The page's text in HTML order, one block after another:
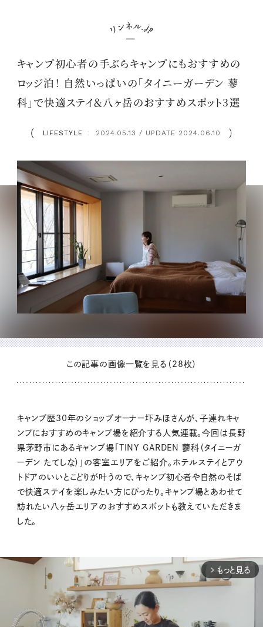
キャンプ初心者の手ぶらキャンプにもおすすめの
ロッジ泊！ 自然いっぱいの「タイニーガーデン 蓼
科」で快適ステイ＆八ヶ岳のおすすめスポット3選
LIFESTYLE ： 2024.05.13 / UPDATE 2024.06.10
この記事の画像一覧を見る（28枚）
キャンプ歴30年のショップオーナー圷みほさんが、子連れキャ
ンプにおすすめのキャンプ場を紹介する人気連載。今回は長野
県茅野市にあるキャンプ場「TINY GARDEN 蓼科（タイニーガ
ーデン たてしな）」の客室エリアをご紹介。ホテルステイとアウ
トドアのいいとこどりが叶うので、キャンプ初心者や自然のそば
で快適ステイを楽しみたい方にぴったり。キャンプ場とあわせて
訪れたい八ヶ岳エリアのおすすめスポットも教えていただきま
した。
arrow_forward_ios もっと見る